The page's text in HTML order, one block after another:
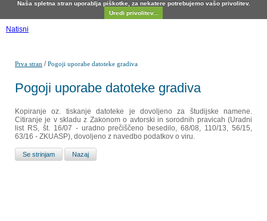
Naša spletna stran uporablja piškotke, za nekatere potrebujemo vašo privolitev.
Uredi privolitev...
Natisni
Prva stran /Pogoji uporabe datoteke gradiva
Pogoji uporabe datoteke gradiva
Kopiranje oz. tiskanje datoteke je dovoljeno za študijske namene.
Citiranje je v skladu z Zakonom o avtorski in sorodnih pravicah (Uradni
list RS, št. 16/07 - uradno prečiščeno besedilo, 68/08, 110/13, 56/15,
63/16 - ZKUASP), dovoljeno z navedbo podatkov o viru.